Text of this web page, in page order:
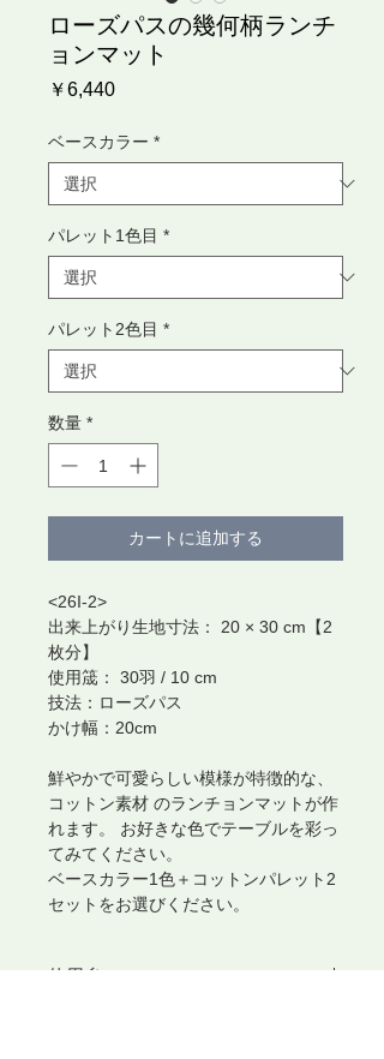
ローズパスの幾何柄ランチ
ョンマット
￥6,440価
ベースカラー *
パレット1色目 *
パレット2色目 *
数量 *
カートに追加する
<26I-2>
出来上がり生地寸法： 20 × 30 cm【2
枚分】
使用筬： 30羽 / 10 cm
技法：ローズパス
かけ幅：20cm
鮮やかで可愛らしい模様が特徴的な、
コットン素材 のランチョンマットが作
れます。 お好きな色でテーブルを彩っ
てみてください。
ベースカラー1色＋コットンパレット2
セットをお選びください。
使用糸